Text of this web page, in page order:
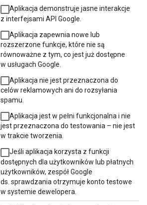
Aplikacja demonstruje jasne interakcje
z interfejsami API Google.
Aplikacja zapewnia nowe lub
rozszerzone funkcje, które nie są
równoważne z tym, co jest już dostępne
w usługach Google.
Aplikacja nie jest przeznaczona do
celów reklamowych ani do rozsyłania
spamu.
Aplikacja jest w pełni funkcjonalna i nie
jest przeznaczona do testowania – nie jest
w trakcie tworzenia.
Jeśli aplikacja korzysta z funkcji
dostępnych dla użytkowników lub płatnych
użytkowników, zespół Google
ds. sprawdzania otrzymuje konto testowe
w systemie dewelopera.